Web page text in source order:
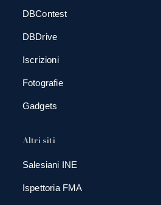
DBContest
DBDrive
Iscrizioni
Fotografie
Gadgets
Altri siti
Salesiani INE
Ispettoria FMA